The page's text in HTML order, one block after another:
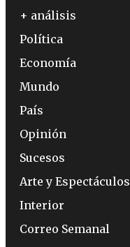
+ análisis
Política
Economía
Mundo
País
Opinión
Sucesos
Arte y Espectáculos
Interior
Correo Semanal